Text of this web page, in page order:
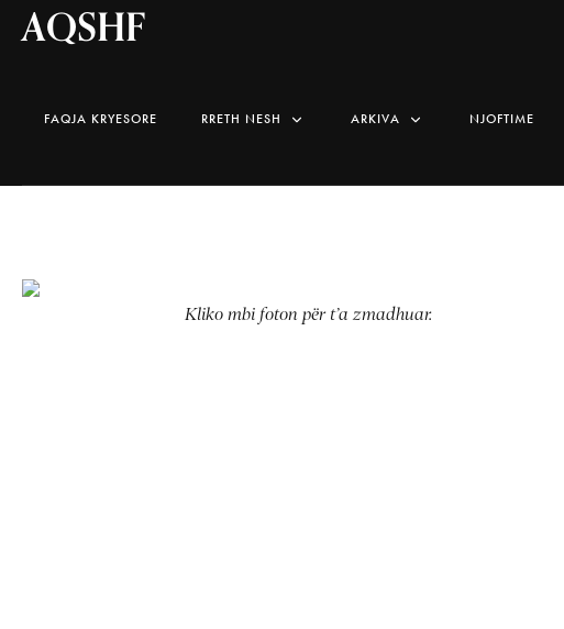
AQSHF
FAQJA KRYESORE RRETH NESH ARKIVA NJOFTIME
Kliko mbi foton për t’a zmadhuar.